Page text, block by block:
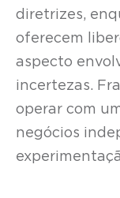
diretrizes,
oferecem
aspecto
incertezas.
operar com
negócios